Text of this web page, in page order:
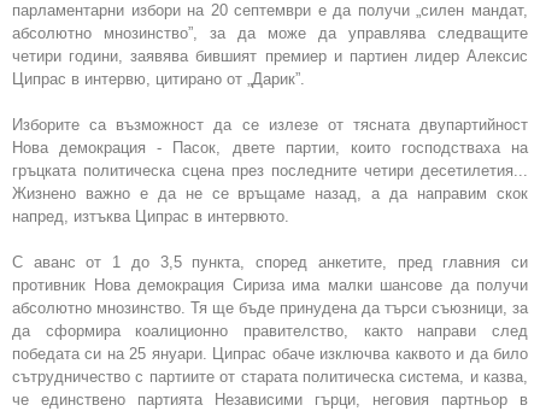
парламентарни избори на 20 септември е да получи „силен мандат,
абсолютно мнозинство”, за да може да управлява следващите
четири години, заявява бившият премиер и партиен лидер Алексис
Ципрас в интервю, цитирано от „Дарик”.
Изборите са възможност да се излезе от тясната двупартийност
Нова демокрация - Пасок, двете партии, които господстваха на
гръцката политическа сцена през последните четири десетилетия...
Жизнено важно e да не се връщаме назад, а да направим скок
напред, изтъква Ципрас в интервюто.
С аванс от 1 до 3,5 пункта, според анкетите, пред главния си
противник Нова демокрация Сириза има малки шансове да получи
абсолютно мнозинство. Тя ще бъде принудена да търси съюзници, за
да сформира коалиционно правителство, както направи след
победата си на 25 януари. Ципрас обаче изключва каквото и да било
сътрудничество с партиите от старата политическа система, и казва,
че единствено партията Независими гърци, неговия партньор в